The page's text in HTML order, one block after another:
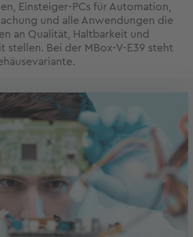
Einsteiger-PCs für Automation,
und alle Anwendungen die
an Qualität, Haltbarkeit und
stellen. Bei der MBox-V-E39 steht